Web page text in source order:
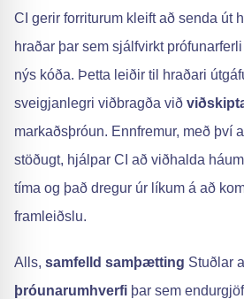
CI gerir forriturum kleift að senda út
hraðar þar sem sjálfvirkt
nýs kóða. Þetta leiðir til hraðari
sveigjanlegri viðbragða við
markaðsþróun. Ennfremur, með því
stöðugt, hjálpar CI að viðhalda
tíma og það dregur úr líkum á að
framleiðslu.
Alls, samfelld samþætting Stuðlar
þróunarumhverfi þar sem